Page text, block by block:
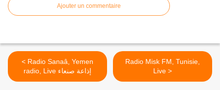
Ajouter un commentaire
< Radio Sanaâ, Yemen
radio, Live إذاعة صنعاء
Radio Misk FM, Tunisie,
Live >